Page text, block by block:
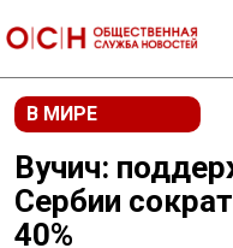
В МИРЕ
Вучич:
Сербии
40%